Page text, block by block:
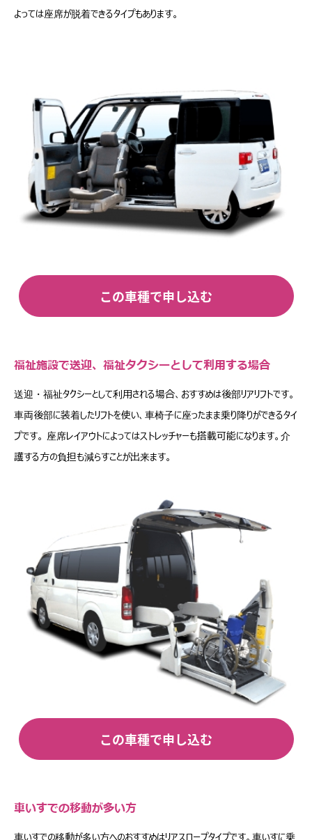
よっては座席が脱着できるタイプもあります。
この車種で申し込む
福祉施設で送迎、福祉タクシーとして利用する場合
送迎・福祉タクシーとして利用される場合、おすすめは後部リアリフトです。
車両後部に装着したリフトを使い、車椅子に座ったまま乗り降りができるタイ
プです。 座席レイアウトによってはストレッチャーも搭載可能になります。介
護する方の負担も減らすことが出来ます。
この車種で申し込む
車いすでの移動が多い方
車いすでの移動が多い方へのおすすめはリアスロープタイプです。車いすに乗